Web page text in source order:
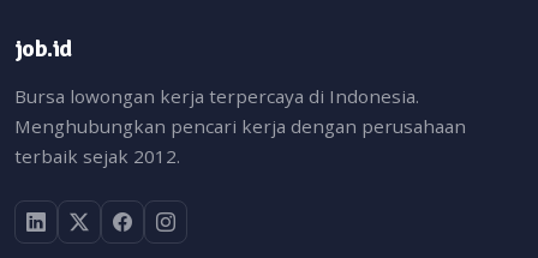
job.id
Bursa lowongan kerja terpercaya di Indonesia.
Menghubungkan pencari kerja dengan perusahaan
terbaik sejak 2012.